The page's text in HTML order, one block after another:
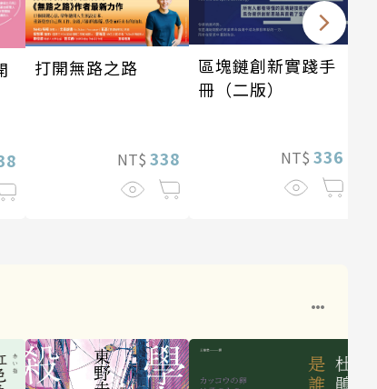
打開無路之路
NT$ 338
區塊鏈創新實踐手
冊（二版）
NT$ 336